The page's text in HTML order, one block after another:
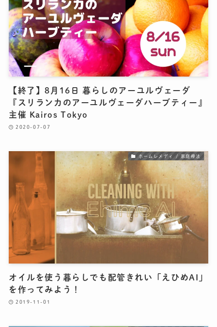
【終了】8月16日 暮らしのアーユルヴェーダ
『スリランカのアーユルヴェーダハーブティー』
主催 Kairos Tokyo
2020-07-07
ホームレメディ / 家庭療法
オイルを使う暮らしでも配管きれい「えひめAI」
を作ってみよう！
2019-11-01